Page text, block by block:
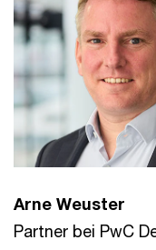
Arne Weuster
Partner bei PwC